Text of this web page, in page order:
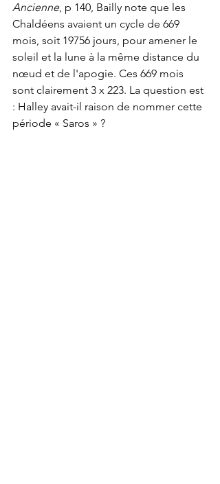
Ancienne, p 140, Bailly note que les
Chaldéens avaient un cycle de 669
mois, soit 19756 jours, pour amener le
soleil et la lune à la même distance du
nœud et de l'apogie. Ces 669 mois
sont clairement 3 x 223. La question est
: Halley avait-il raison de nommer cette
période « Saros » ?